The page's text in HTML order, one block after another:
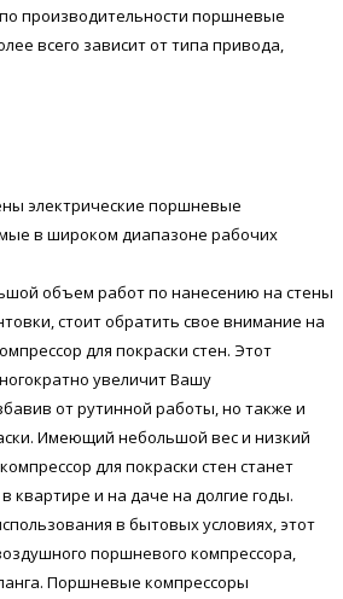
производительности поршневые
всего зависит от типа привода,
электрические поршневые
в широком диапазоне рабочих
объем работ по нанесению на стены
стоит обратить свое внимание на
для покраски стен. Этот
увеличит Вашу
от рутинной работы, но также и
Имеющий небольшой вес и низкий
для покраски стен станет
и на даче на долгие годы.
в бытовых условиях, этот
поршневого компрессора,
Поршневые компрессоры